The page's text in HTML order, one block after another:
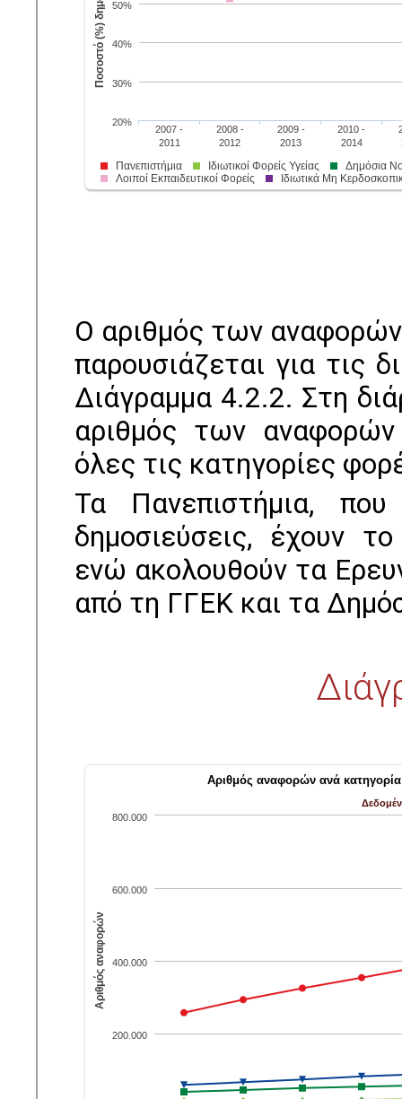
Ο αριθμός των αναφορών
παρουσιάζεται για τις
Διάγραμμα 4.2.2. Στη
αριθμός των αναφορών
όλες τις κατηγορίες
Τα Πανεπιστήμια,
δημοσιεύσεις, έχουν
ενώ ακολουθούν τα
από τη ΓΓΕΚ και τα